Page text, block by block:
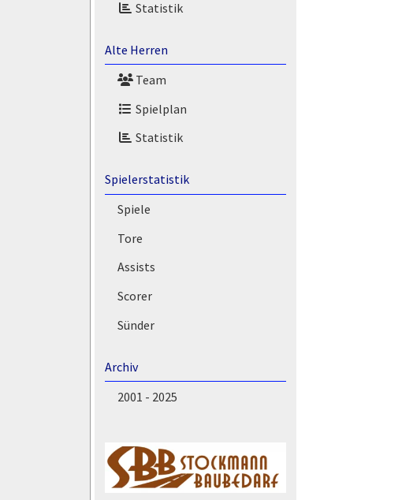
Statistik
Alte Herren
Team
Spielplan
Statistik
Spielerstatistik
Spiele
Tore
Assists
Scorer
Sünder
Archiv
2001 - 2025